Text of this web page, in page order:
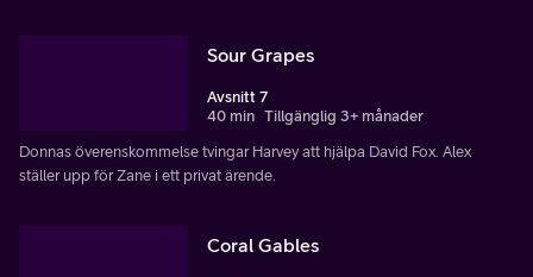
Sour Grapes
Avsnitt 7
40 min Tillgänglig 3+ månader
Donnas överenskommelse tvingar Harvey att hjälpa David Fox. Alex
ställer upp för Zane i ett privat ärende.
Coral Gables